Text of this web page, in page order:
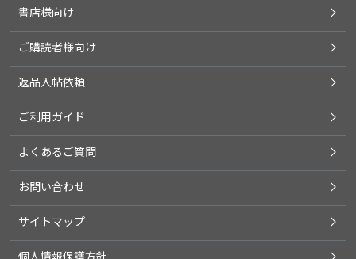
書店様向け
ご購読者様向け
返品入帖依頼
ご利用ガイド
よくあるご質問
お問い合わせ
サイトマップ